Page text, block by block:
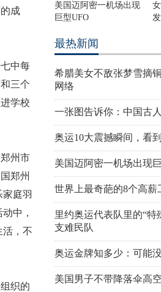
成
中每
三个
学校
州市
郑州
庭羽
中，
活，不
织的
美国迈阿密一机场出现
巨型UFO
最热新闻
希腊美女不敌张梦雪摘
网络
一张图告诉你：中国古
奥运10大震撼瞬间，看
美国迈阿密一机场出现
世界上最奇葩的8个高薪
里约奥运代表队里的“特
支难民队
奥运金牌知多少：可能
美国男子不带降落伞高